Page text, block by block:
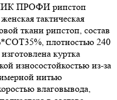
ПРОФИ рипстоп
тактическая
ткани рипстоп, состав
плотностью 240
куртка
из-за
нитью
влаговывода,